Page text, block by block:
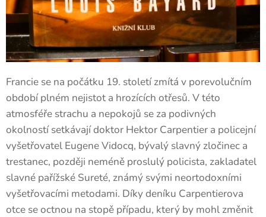
Francie se na počátku 19. století zmítá v porevolučním
období plném nejistot a hrozících otřesů. V této
atmosféře strachu a nepokojů se za podivných
okolností setkávají doktor Hektor Carpentier a policejní
vyšetřovatel Eugene Vidocq, bývalý slavný zločinec a
trestanec, později neméně proslulý policista, zakladatel
slavné pařížské Sureté, známý svými neortodoxními
vyšetřovacími metodami. Díky deníku Carpentierova
otce se octnou na stopě případu, který by mohl změnit